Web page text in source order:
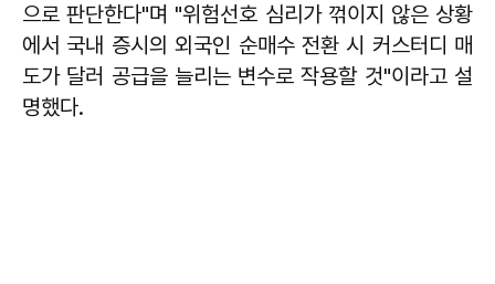
으로 판단한다"며 "위험선호 심리가 꺾이지 않은 상황
에서 국내 증시의 외국인 순매수 전환 시 커스터디 매
도가 달러 공급을 늘리는 변수로 작용할 것"이라고 설
명했다.